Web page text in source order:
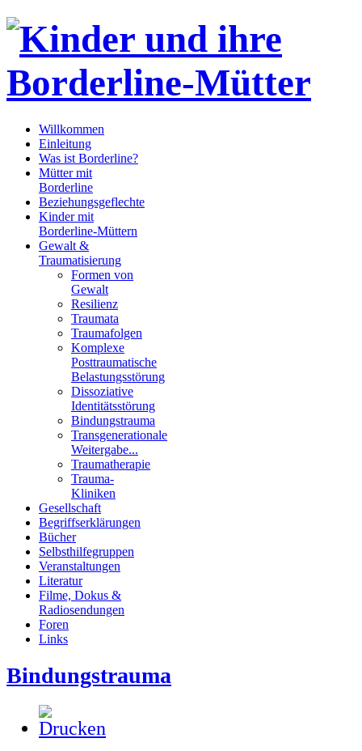
Willkommen
Einleitung
Was ist Borderline?
Mütter mit
Borderline
Beziehungsgeflechte
Kinder mit
Borderline-Müttern
Gewalt &
Traumatisierung
Formen von
Gewalt
Resilienz
Traumata
Traumafolgen
Komplexe
Posttraumatische
Belastungsstörung
Dissoziative
Identitätsstörung
Bindungstrauma
Transgenerationale
Weitergabe...
Traumatherapie
Trauma-
Kliniken
Gesellschaft
Begriffserklärungen
Bücher
Selbsthilfegruppen
Veranstaltungen
Literatur
Filme, Dokus &
Radiosendungen
Foren
Links
Bindungstrauma